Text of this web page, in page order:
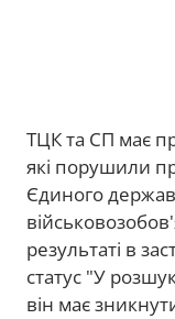
ТЦК та СП має
які порушили
Єдиного
результаті в
статус "У
він має